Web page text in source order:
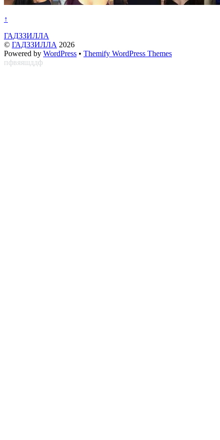
↑
ГАДЗЗИЛЛА
© ГАДЗЗИЛЛА 2026
Powered by WordPress • Themify WordPress Themes
пфвяяшддф